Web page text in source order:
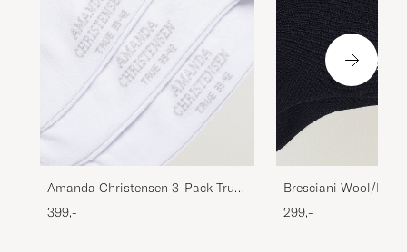
Amanda Christensen 3-Pack True
Cotton Socks White
399,-
Bresciani Wool/
Short Socks Navy
299,-